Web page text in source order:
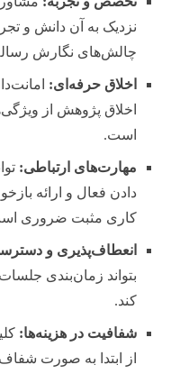
نزدیک به آن دانش و
چالش‌های نگارش
اخلاق حرفه‌ای:
اخلاق پژوهش از
است.
مهارت‌های ارتباطی:
دادن فعال و ارائه
کاری مثبت ضروری
انعطاف‌پذیری و
بتواند زمان‌بندی
کند.
شفافیت در هزینه‌ها:
از ابتدا به صورت